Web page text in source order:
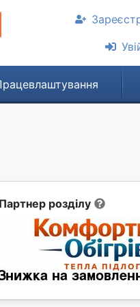
розділу